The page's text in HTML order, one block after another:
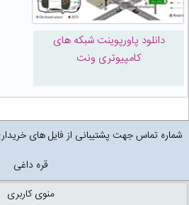
دانلود پاورپوینت شبکه های
کامپیوتری ونت
قره داغی
منوی کاربری